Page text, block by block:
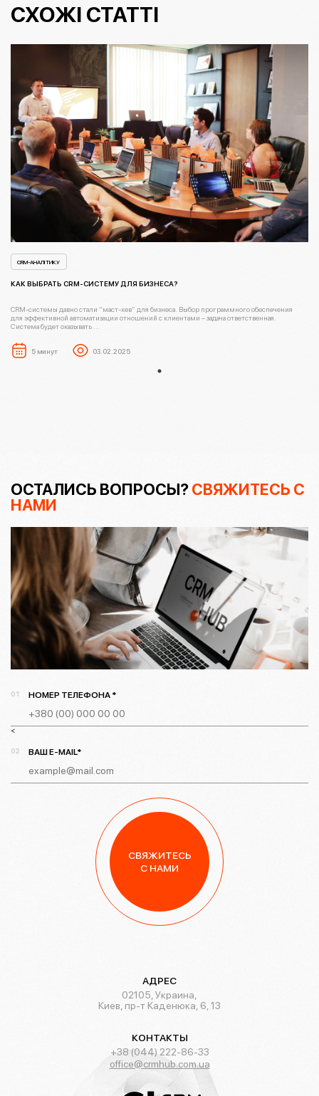
СХОЖІ СТАТТІ
CRM-АНАЛІТИКУ
КАК ВЫБРАТЬ CRM-СИСТЕМУ ДЛЯ БИЗНЕСА?
CRM-системы давно стали “маст-хев” для бизнеса. Выбор программного обеспечения
для эффективной автоматизации отношений с клиентами – задача ответственная.
Система будет оказывать ...
5 минут 03.02.2025
ОСТАЛИСЬ ВОПРОСЫ?СВЯЖИТЕСЬ С
НАМИ
<
НОМЕР ТЕЛЕФОНА *
ВАШ E-MAIL*
СВЯЖИТЕСЬ
С НАМИ
АДРЕС
02105, Украина,
Киев, пр-т Каденюка, 6, 13
КОНТАКТЫ
+38 (044) 222-86-33
office@crmhub.com.ua